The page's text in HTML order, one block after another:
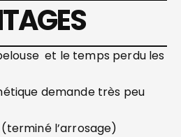
et le temps perdu les
demande très peu
(terminé l’arrosage)